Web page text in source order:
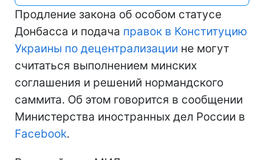
Продление закона об особом статусе
Донбасса и подача правок в Конституцию
Украины по децентрализации не могут
считаться выполнением минских
соглашения и решений нормандского
саммита. Об этом говорится в сообщении
Министерства иностранных дел России в
Facebook.